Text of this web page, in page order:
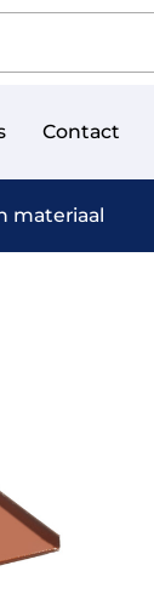
Contact
materiaal